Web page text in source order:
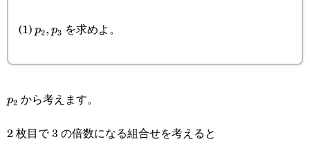
(1) p2, p3 を求めよ。
p2 から考えます。
2 枚目で 3 の倍数になる組合せを考えると